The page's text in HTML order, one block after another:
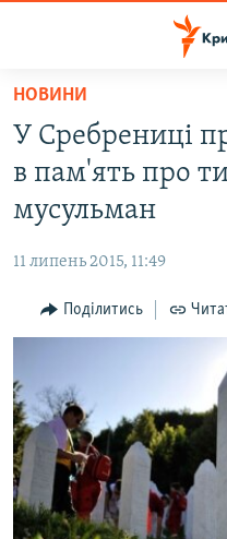
Перейти
основного
матеріалу
до
основної
Перейти
до
ВОДА.КРИМ
БЛОГИ
ПОГЛЯД
ВСЕ ЗА ДЕНЬ
СПЕЦПРОЕКТИ
ДЕПОРТАЦІЯ
ВІДЕОУРОКИ «ELIFBE»
ЯК ОБІЙТИ БЛОКУВАННЯ
Русский
НОВИНИ
У Сребрениці
в пам'ять про
мусульман
11 липень 2015, 11:49
Поділитись